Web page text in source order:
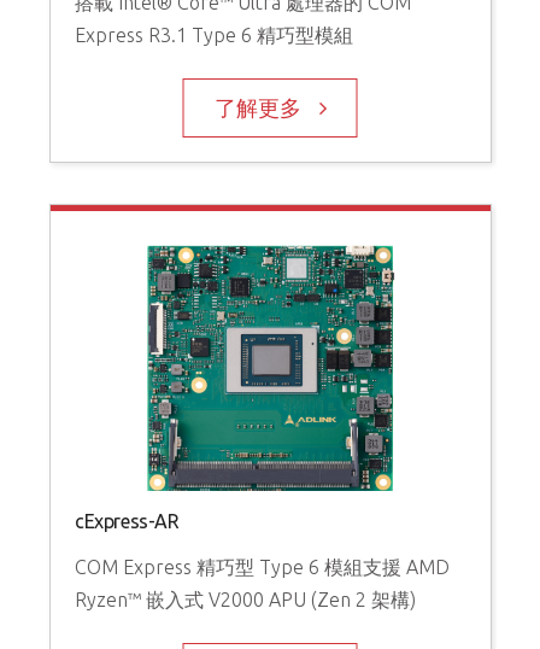
Express R3.1 Type 6 精巧型模組
了解更多
cExpress-AR
COM Express 精巧型 Type 6 模組支援 AMD
Ryzen™ 嵌入式 V2000 APU (Zen 2 架構)